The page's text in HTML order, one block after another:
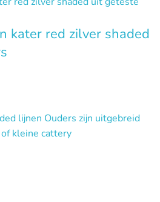
kater red zilver shaded
lijnen Ouders zijn uitgebreid
kleine cattery